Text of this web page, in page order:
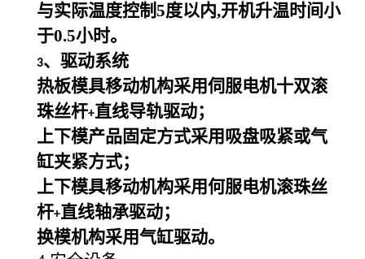
与实际温度控制5度以内,开机升温时间小
于0.5小时。
3、驱动系统
热板模具移动机构采用伺服电机十双滚
珠丝杆+直线导轨驱动；
上下模产品固定方式采用吸盘吸紧或气
缸夹紧方式；
上下模具移动机构采用何服电机滚珠丝
杆+直线轴承驱动；
换模机构采用气缸驱动。